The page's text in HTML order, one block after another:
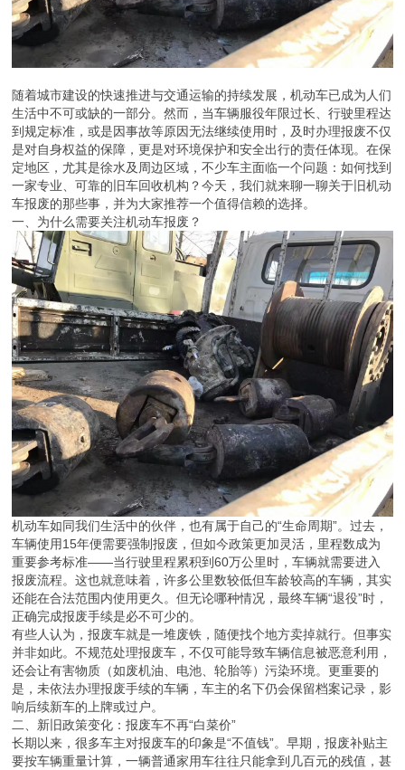
随着城市建设的快速推进与交通运输的持续发展，机动车已成为人们
生活中不可或缺的一部分。然而，当车辆服役年限过长、行驶里程达
到规定标准，或是因事故等原因无法继续使用时，及时办理报废不仅
是对自身权益的保障，更是对环境保护和安全出行的责任体现。在保
定地区，尤其是徐水及周边区域，不少车主面临一个问题：如何找到
一家专业、可靠的旧车回收机构？今天，我们就来聊一聊关于旧机动
车报废的那些事，并为大家推荐一个值得信赖的选择。
一、为什么需要关注机动车报废？
机动车如同我们生活中的伙伴，也有属于自己的“生命周期”。过去，
车辆使用15年便需要强制报废，但如今政策更加灵活，里程数成为
重要参考标准——当行驶里程累积到60万公里时，车辆就需要进入
报废流程。这也就意味着，许多公里数较低但车龄较高的车辆，其实
还能在合法范围内使用更久。但无论哪种情况，最终车辆“退役”时，
正确完成报废手续是必不可少的。
有些人认为，报废车就是一堆废铁，随便找个地方卖掉就行。但事实
并非如此。不规范处理报废车，不仅可能导致车辆信息被恶意利用，
还会让有害物质（如废机油、电池、轮胎等）污染环境。更重要的
是，未依法办理报废手续的车辆，车主的名下仍会保留档案记录，影
响后续新车的上牌或过户。
二、新旧政策变化：报废车不再“白菜价”
长期以来，很多车主对报废车的印象是“不值钱”。早期，报废补贴主
要按车辆重量计算，一辆普通家用车往往只能拿到几百元的残值，甚